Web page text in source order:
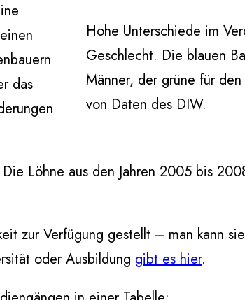
Hohe Unterschiede im
Geschlecht. Die blauen
Männer, der grüne für
von Daten des DIW.
das
Löhne aus den Jahren 2005 bis
zur Verfügung gestellt – man kann
oder Ausbildung gibt es hier.